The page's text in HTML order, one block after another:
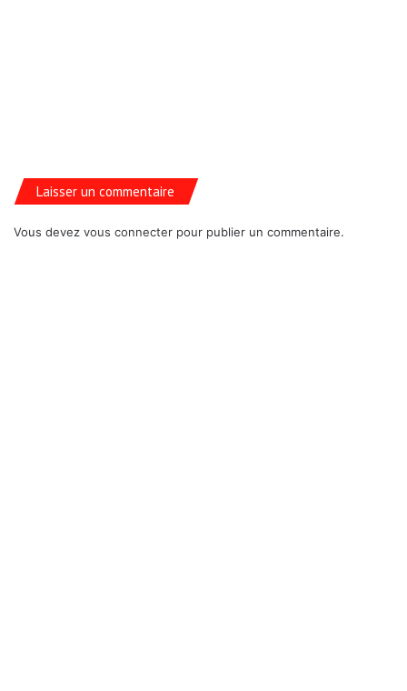
Laisser un commentaire
Vous devez vous connecter pour publier un commentaire.